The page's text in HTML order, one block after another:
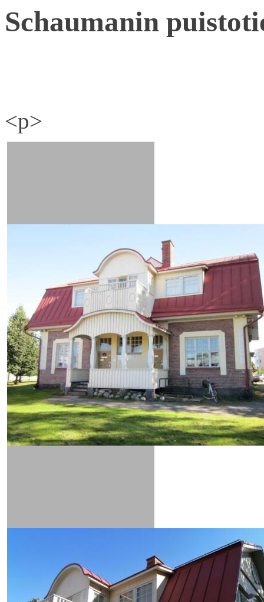
Schaumanin
<p>